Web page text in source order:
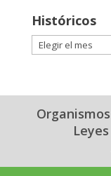
Categorías
Históricos
Históricos
Organismos
Leyes